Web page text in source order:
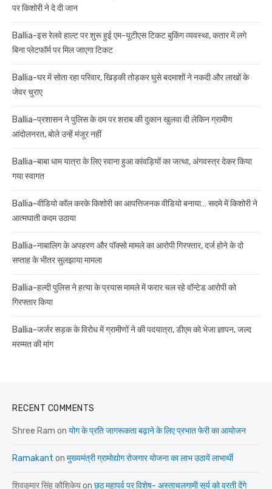
पर किशोरी ने दे दी जान
Ballia-इस रेलवे हाल्ट पर शुरू हुई एम-यूटीएस टिकट बुकिंग व्यवस्था, कतार में लगे
बिना प्लेटफॉर्म पर मिल जाएगा टिकट
Ballia-घर में सोता रहा परिवार, खिड़की तोड़कर घुसे बदमाशों ने नकदी और लाखों के
जेवर चुराए
Ballia-प्रशासन ने पुलिस के दम पर शराब की दुकान खुलवा दी लेकिन ग्रामीण
आंदोलनरत, बोले उन्हें मंजूर नहीं
Ballia-बाबा धाम यात्रा के लिए रवाना हुआ कांवड़ियों का जत्था, अंगवस्त्र देकर किया
गया स्वागत
Ballia-वीडियो कॉल करके किशोरी का आपत्तिजनक वीडियो बनाया… सदमे में किशोरी ने
आत्मघाती कदम उठाया
Ballia-नाबालिग के अपहरण और पॉक्सो मामले का आरोपी गिरफ्तार, दर्ज होने के दो
सप्ताह के भीतर सुलझाया मामला
Ballia-हल्दी पुलिस ने हत्या के प्रयास मामले में फरार चल रहे वॉन्टेड आरोपी को
गिरफ्तार किया
Ballia-जर्जर सड़क के विरोध में ग्रामीणों ने की पदयात्रा, डीएम को भेजा ज्ञापन, जल्द
मरम्मत की मांग
RECENT COMMENTS
Shree Ram on योग के प्रति जागरूकता बढ़ाने के लिए प्रभात फेरी का आयोजन
Ramakant on मुख्यमंत्री ग्रामोद्योग रोजगार योजना का लाभ उठायें लाभार्थी
शिवकुमार सिंह कौशिकेयon छठ महापर्व पर विशेष- अस्ताचलगामी सूर्य को व्रती देंगे